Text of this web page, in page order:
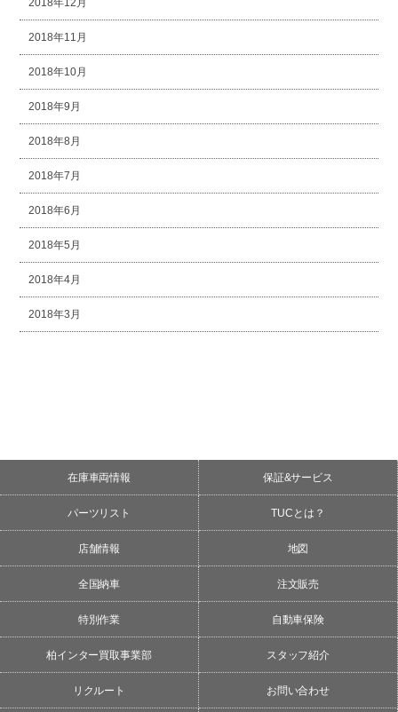
2018年12月
2018年11月
2018年10月
2018年9月
2018年8月
2018年7月
2018年6月
2018年5月
2018年4月
2018年3月
在庫車両情報 保証&サービス
パーツリスト TUCとは？
店舗情報 地図
全国納車 注文販売
特別作業 自動車保険
柏インター買取事業部 スタッフ紹介
リクルート お問い合わせ